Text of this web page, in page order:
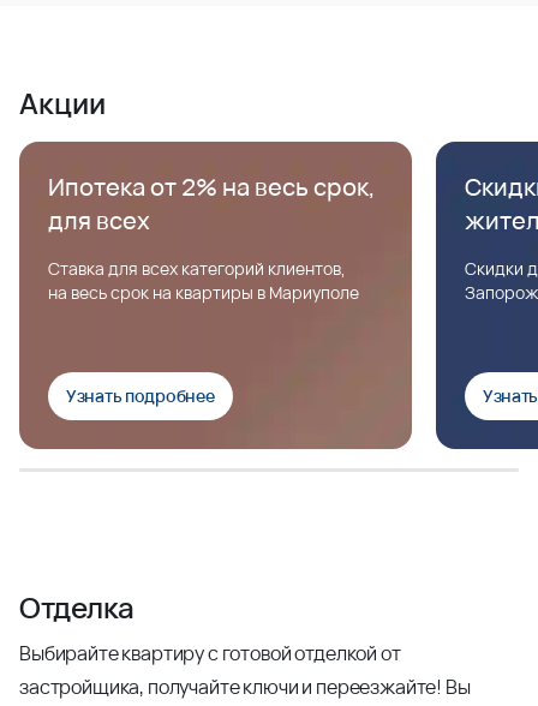
Акции
Ипотека от 2% на весь срок,
для всех
Ставка для всех категорий клиентов,
на весь срок на квартиры в Мариуполе
Узнать подробнее
Скидки
Отделка
Выбирайте квартиру с готовой отделкой от
застройщика, получайте ключи и переезжайте! Вы